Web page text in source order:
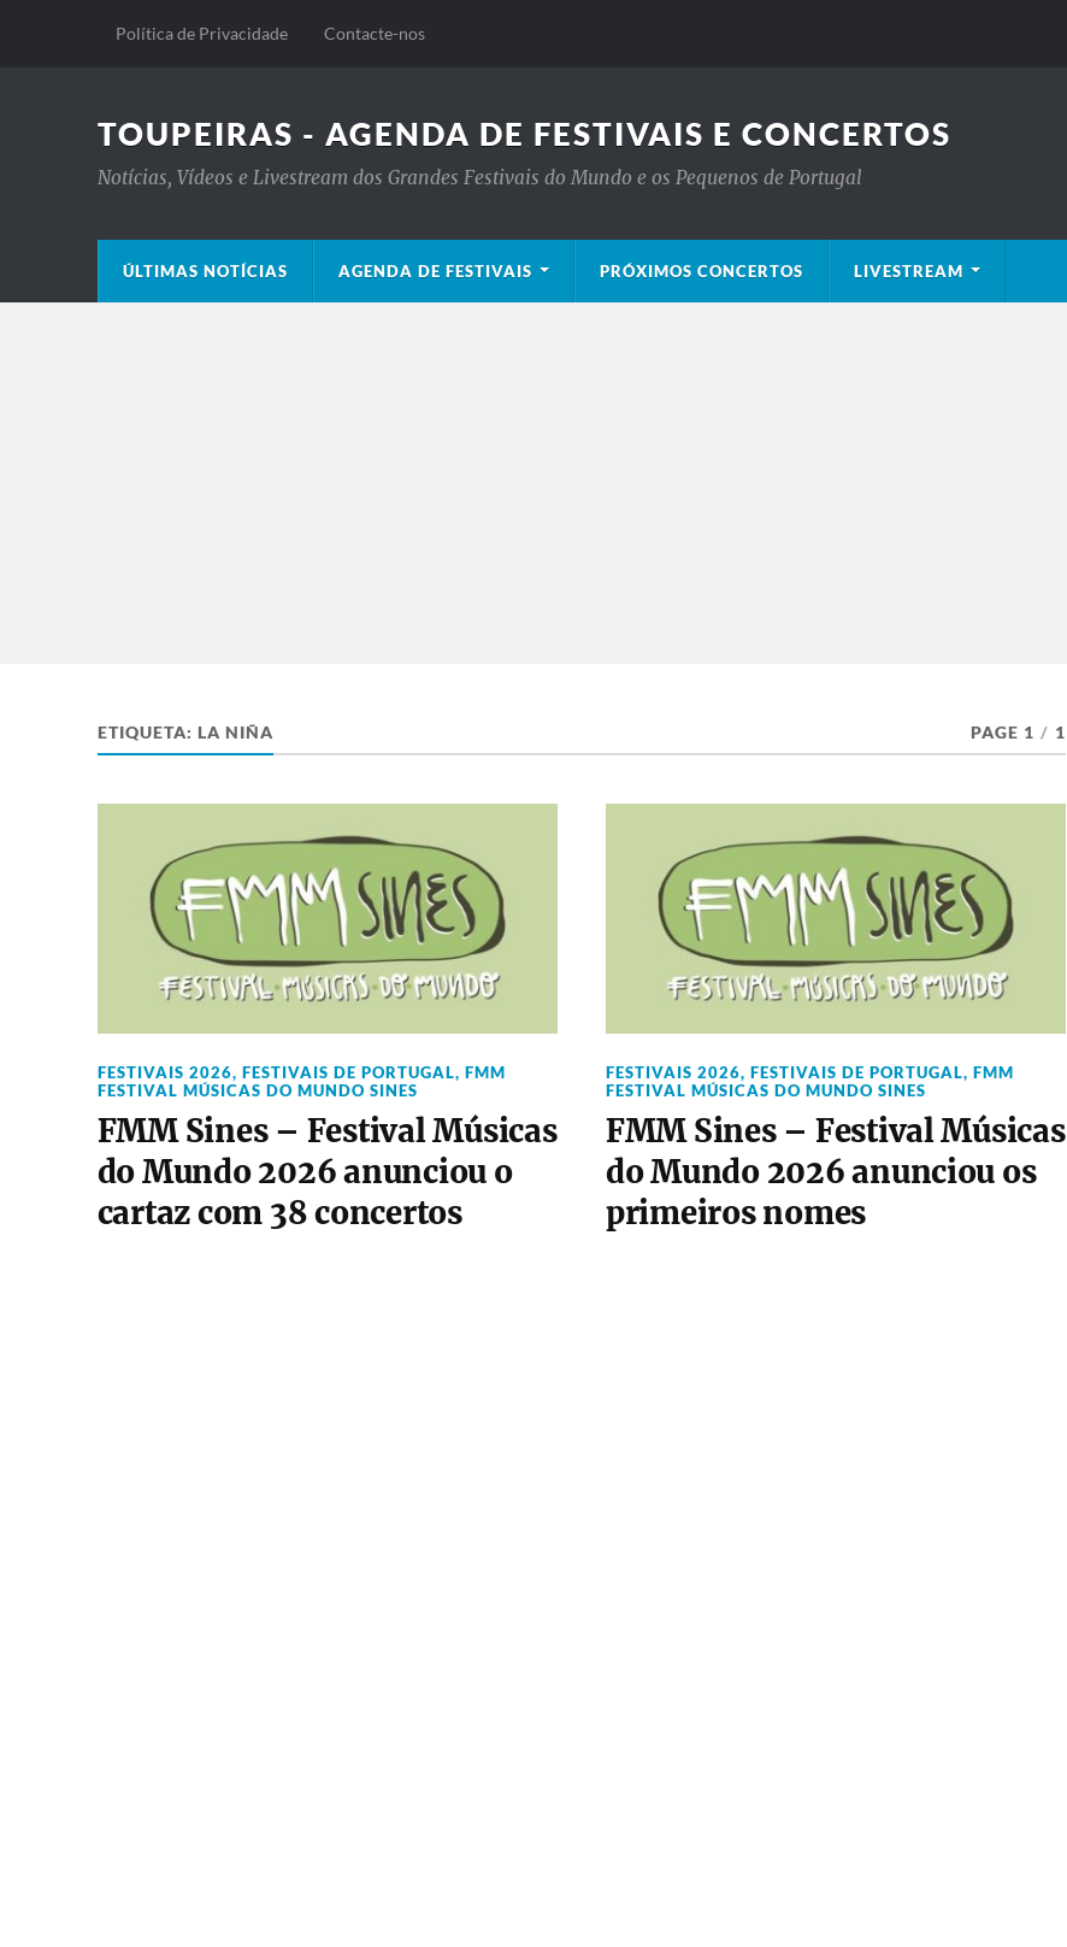
Política de Privacidade Contacte-nos
TOUPEIRAS - AGENDA DE FESTIVAIS E CONCERTOS
Notícias, Vídeos e Livestream dos Grandes Festivais do Mundo e os Pequenos de Portugal
ÚLTIMAS NOTÍCIAS AGENDA DE FESTIVAIS PRÓXIMOS CONCERTOS LIVESTREAM
ETIQUETA: LA NIÑA PAGE 1 / 1
FESTIVAIS 2026, FESTIVAIS DE PORTUGAL, FMM
FESTIVAL MÚSICAS DO MUNDO SINES
FMM Sines – Festival Músicas
do Mundo 2026 anunciou o
cartaz com 38 concertos
FESTIVAIS 2026, FESTIVAIS DE PORTUGAL, FMM
FESTIVAL MÚSICAS DO MUNDO SINES
FMM Sines – Festival Músicas
do Mundo 2026 anunciou os
primeiros nomes